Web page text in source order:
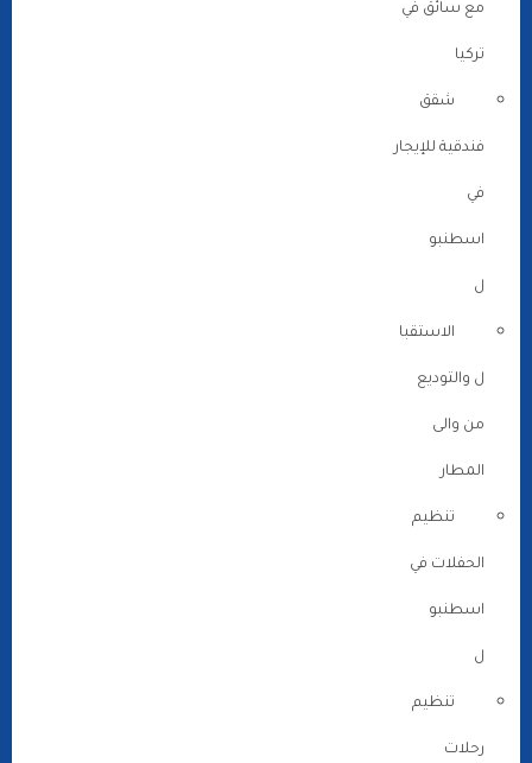
مع سائق في
تركيا
شقق
فندقية للإيجار
في
اسطنبو
ل
الاستقبا
ل والتوديع
من والى
المطار
تنظيم
الحفلات في
اسطنبو
ل
تنظيم
رحلات